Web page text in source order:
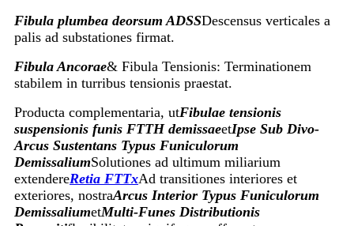
Fibula plumbea deorsum ADSSDescensus verticales a
palis ad substationes firmat.
Fibula Ancorae& Fibula Tensionis: Terminationem
stabilem in turribus tensionis praestat.
Producta complementaria, utFibulae tensionis
suspensionis funis FTTH demissaeetIpse Sub Divo-
Arcus Sustentans Typus Funiculorum
DemissaliumSolutiones ad ultimum miliarium
extendereRetia FTTxAd transitiones interiores et
exteriores, nostraArcus Interior Typus Funiculorum
DemissaliumetMulti-Funes Distributionis